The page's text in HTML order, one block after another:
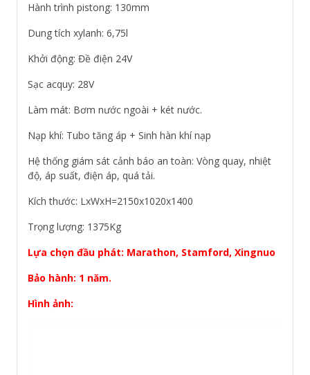
Hành trình pistong: 130mm
Dung tích xylanh: 6,75l
Khởi động: Đề điện 24V
Sạc acquy: 28V
Làm mát: Bơm nước ngoài + két nước.
Nạp khí: Tubo tăng áp + Sinh hàn khí nạp
Hệ thống giám sát cảnh báo an toàn: Vòng quay, nhiệt
độ, áp suất, điện áp, quá tải.
Kích thước: LxWxH=2150x1020x1400
Trọng lượng: 1375Kg
Lựa chọn đầu phát: Marathon, Stamford, Xingnuo
Bảo hành: 1 năm.
Hình ảnh: